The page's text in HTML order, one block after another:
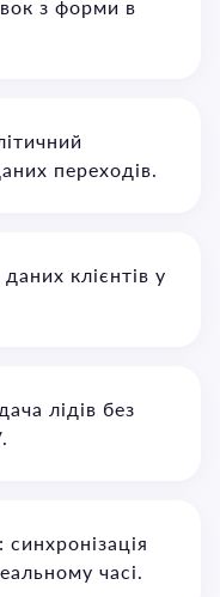
з форми в
переходів.
клієнтів у
лідів без
часі.